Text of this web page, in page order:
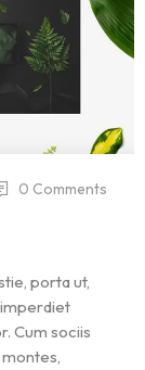
0 Comments
porta ut,
Cum sociis